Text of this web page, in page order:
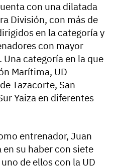
con una dilatada
División, con más de
en la categoría y
con mayor
categoría en la que
Marítima, UD
Tazacorte, San
Yaiza en diferentes
entrenador, Juan
su haber con siete
de ellos con la UD